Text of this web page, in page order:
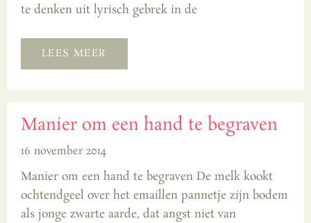
te denken uit lyrisch gebrek in de
LEES MEER
Manier om een hand te begraven
16 november 2014
Manier om een hand te begraven De melk kookt
ochtendgeel over het emaillen pannetje zijn bodem
als jonge zwarte aarde, dat angst niet van